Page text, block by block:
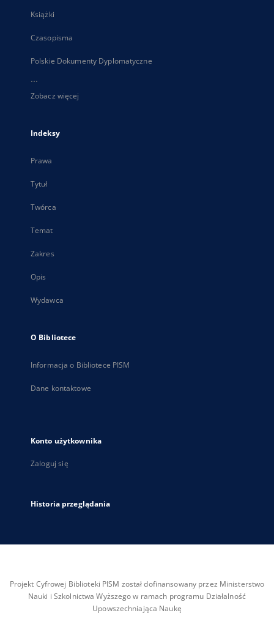
Książki
Czasopisma
Polskie Dokumenty Dyplomatyczne
...
Zobacz więcej
Indeksy
Prawa
Tytuł
Twórca
Temat
Zakres
Opis
Wydawca
O Bibliotece
Informacja o Bibliotece PISM
Dane kontaktowe
Konto użytkownika
Zaloguj się
Historia przeglądania
Projekt Cyfrowej Biblioteki PISM został dofinansowany przez Ministerstwo
Nauki i Szkolnictwa Wyższego w ramach programu Działalność
Upowszechniająca Naukę